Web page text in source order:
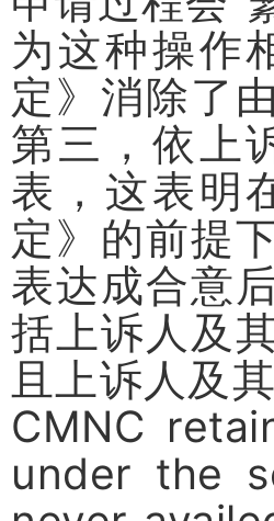
为这种操作
定》消除了
第三，依上
表，这表明
定》的前提
表达成合意
括上诉人及
且上诉人及
CMNC
under the